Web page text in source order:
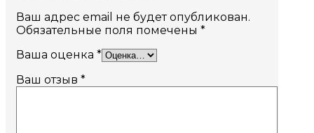
Ваш адрес email не будет опубликован.
Обязательные поля помечены *
Ваша оценка *
Ваш отзыв *